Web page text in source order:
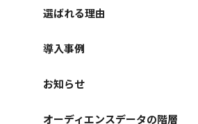
選ばれる理由
導入事例
お知らせ
オーディエンスデータの階層